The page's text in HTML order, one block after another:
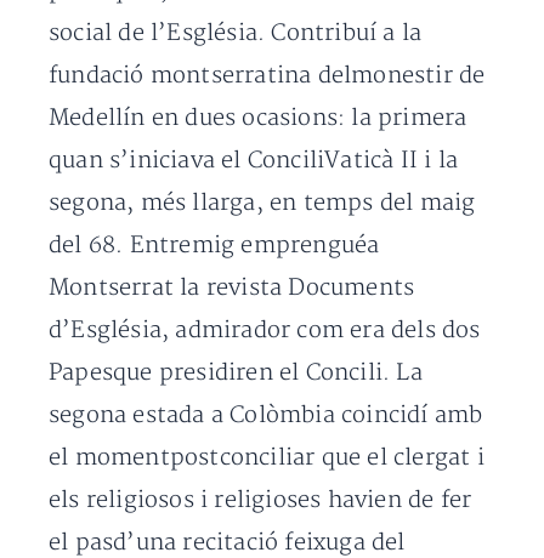
social de l’Església. Contribuí a la
fundació montserratina delmonestir de
Medellín en dues ocasions: la primera
quan s’iniciava el ConciliVaticà II i la
segona, més llarga, en temps del maig
del 68. Entremig emprenguéa
Montserrat la revista Documents
d’Església, admirador com era dels dos
Papesque presidiren el Concili. La
segona estada a Colòmbia coincidí amb
el momentpostconciliar que el clergat i
els religiosos i religioses havien de fer
el pasd’una recitació feixuga del